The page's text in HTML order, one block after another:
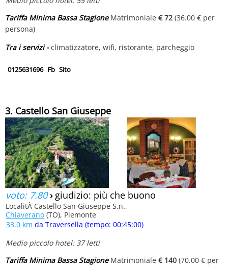
Tariffa Minima Bassa StagioneMatrimoniale € 72 (36.00 € per
persona)
Tra i servizi -climatizzatore, wifi, ristorante, parcheggio
0125631696 Fb Sito
3. Castello San Giuseppe
voto: 7.80› giudizio: più che buono
LocalitÀ Castello San Giuseppe S.n.,
Chiaverano (TO), Piemonte
33.0 km da Traversella (tempo: 00:45:00)
Medio piccolo hotel: 37 letti
Tariffa Minima Bassa StagioneMatrimoniale € 140 (70.00 € per